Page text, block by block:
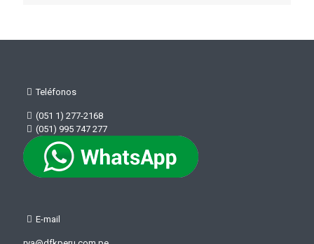
Teléfonos
(051 1) 277-2168
(051) 995 747 277
E-mail